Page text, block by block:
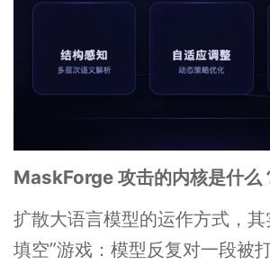
MaskForge 攻击的内核是什么
扩散大语言模型的运作方式，其
填空”游戏：模型反复对一段被